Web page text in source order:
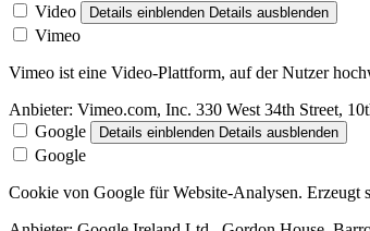
Video
Details einblenden Details ausblenden
Vimeo
Vimeo ist eine Video-Plattform, auf der Nutzer
Anbieter: Vimeo.com, Inc. 330 West 34th Street,
Google
Details einblenden Details ausblenden
Google
Cookie von Google für Website-Analysen. Erzeugt